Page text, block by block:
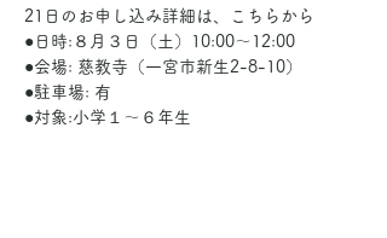
21日のお申し込み詳細は、
こちら から
●日時:８月３日（土）10:00～12:00
●会場: 慈教寺（一宮市新生2-8-10）
●駐車場: 有
●対象:小学１～６年生